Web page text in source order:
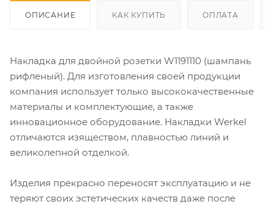
ОПИСАНИЕ КАК КУПИТЬ ОПЛАТА
Накладка для двойной розетки W1191110 (шампань
рифленый). Для изготовления своей продукции
компания использует только высококачественные
материалы и комплектующие, а также
инновационное оборудование. Накладки Werkel
отличаются изяществом, плавностью линий и
великолепной отделкой.
Изделия прекрасно переносят эксплуатацию и не
теряют своих эстетических качеств даже после